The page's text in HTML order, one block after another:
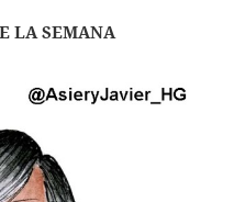
LA SEMANA